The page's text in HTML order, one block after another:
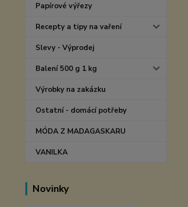
Papírové výřezy
Recepty a tipy na vaření
Slevy - Výprodej
Balení 500 g 1 kg
Výrobky na zakázku
Ostatní - domácí potřeby
MÓDA Z MADAGASKARU
VANILKA
Novinky